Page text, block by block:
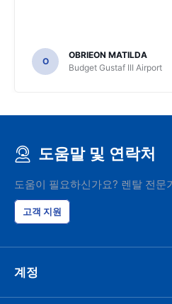
O
OBRIEON MATILDA
Budget Gustaf III Airport
도움말 및 연락처
도움이 필요하신가요? 렌탈 전문
고객 지원
계정